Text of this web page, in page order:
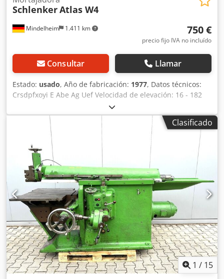
Mindelheim 1.411 km
SchlenkerAtlas W4
750 €
precio fijo IVA no incluído
Consultar Llamar
Estado: usado, Año de fabricación: 1977, Datos técnicos:
Crsdpfxoyi E Abe Ag Uef Velocidad de elevación: 16 - 182
m/min Carrera: 400 mm Avance automático de mesa en
X/Z: 0,2 - 4,0 mm Cabezal orientable: sí Dimensiones
aprox.: 1950 x 1330 x 1570 mm Peso aprox.: 1500 kgClasificado
1 / 15